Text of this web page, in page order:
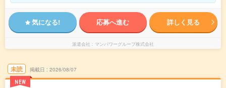
気になる! 応募へ進む 詳しく見る
派遣会社 マンパワーグループ株式会社
未読
NEW
掲載日 2026/08/07